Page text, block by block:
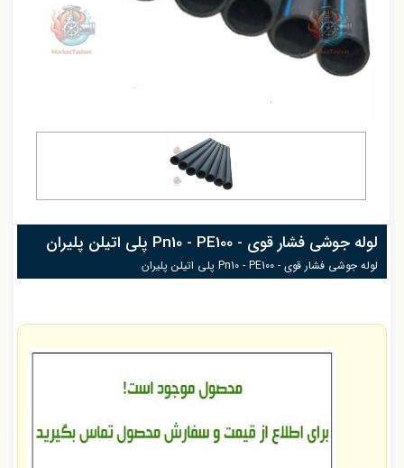
لوله جوشی فشار قوی - Pn10 - PE100 پلی اتیلن پلیران
لوله جوشی فشار قوی - Pn10 - PE100 پلی اتیلن پلیران